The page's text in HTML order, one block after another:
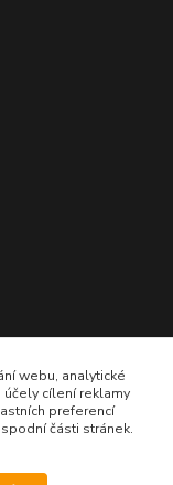
webu, analytické
cílení reklamy
preferencí
části stránek.